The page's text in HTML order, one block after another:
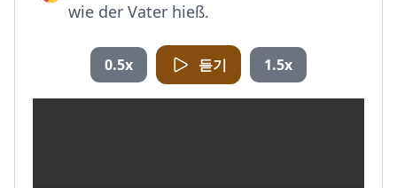
wie der Vater hieß.
0.5x 듣기 1.5x